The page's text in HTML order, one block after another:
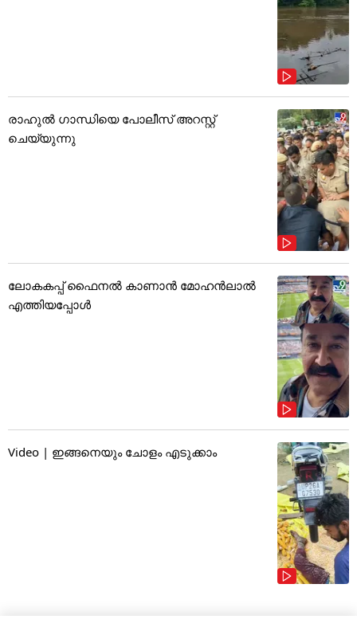
രാഹുൽ ഗാന്ധിയെ പോലീസ് അറസ്റ്റ്
ചെയ്യുന്നു
ലോകകപ്പ് ഫൈനൽ കാണാൻ മോഹൻലാൽ
എത്തിയപ്പോൾ
Video | ഇങ്ങനെയും ചോളം എടുക്കാം